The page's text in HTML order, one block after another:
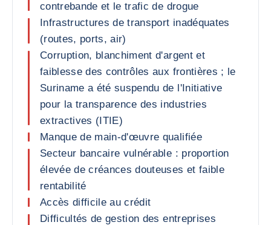
contrebande et le trafic de drogue
Infrastructures de transport inadéquates
(routes, ports, air)
Corruption, blanchiment d'argent et
faiblesse des contrôles aux frontières ; le
Suriname a été suspendu de l'Initiative
pour la transparence des industries
extractives (ITIE)
Manque de main-d'œuvre qualifiée
Secteur bancaire vulnérable : proportion
élevée de créances douteuses et faible
rentabilité
Accès difficile au crédit
Difficultés de gestion des entreprises